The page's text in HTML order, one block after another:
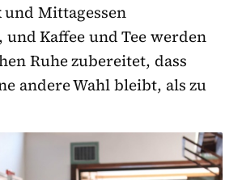
Mittagessen
Kaffee und Tee werden
Ruhe zubereitet, dass
andere Wahl bleibt, als zu